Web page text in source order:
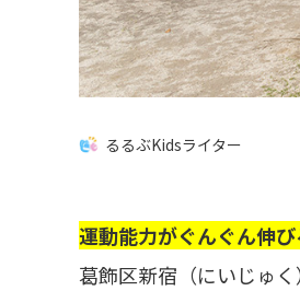
るるぶKidsライター
運動能力がぐんぐん伸び
葛飾区新宿（にいじゅ